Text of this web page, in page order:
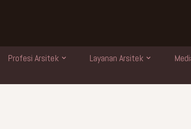
Profesi Arsitek Layanan Arsitek